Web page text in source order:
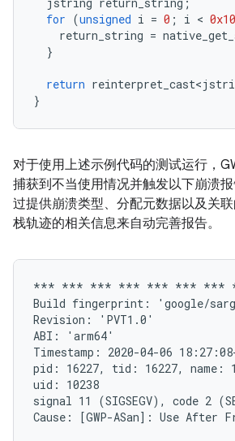
for (unsigned i = 0 ; i <
return_string =
}
return
}
对于使用上述示例代码的测试运行，
捕获到不当使用情况并触发以下崩溃
过提供崩溃类型、分配元数据以及关
栈轨迹的相关信息来自动完善报告。
*** *** *** *** *** *** ***
Build fingerprint: 'google/sargo/
Revision: 'PVT1.0'
ABI: 'arm64'
Timestamp: 2020-04-06
pid: 16227, tid: 16227, name:
uid: 10238
signal 11 (SIGSEGV), code 2
Cause: [GWP-ASan]: Use After